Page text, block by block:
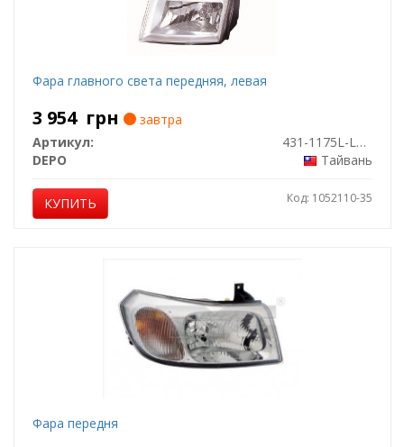
Фара главного света передняя, левая
3 954 грн
завтра
Артикул:
431-1175L-LD-EM
DEPO
Тайвань
КУПИТЬ Код: 1052110-35
Фара передня